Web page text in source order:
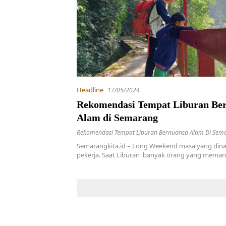
Headline 17/05/2024
Rekomendasi Tempat Liburan
Alam di Semarang
Rekomendasi Tempat Liburan Bernuansa Alam Di
Semarangkita.id – Long Weekend masa yang
pekerja. Saat Liburan banyak orang yang